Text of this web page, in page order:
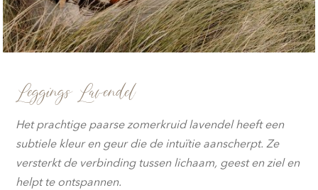
Leggings Lavendel
Het prachtige paarse zomerkruid lavendel heeft een
subtiele kleur en geur die de intuïtie aanscherpt. Ze
versterkt de verbinding tussen lichaam, geest en ziel en
helpt te ontspannen.